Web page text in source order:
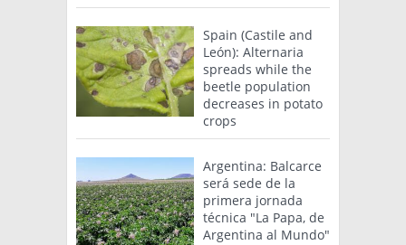
Spain (Castile and
León): Alternaria
spreads while the
beetle population
decreases in potato
crops
Argentina: Balcarce
será sede de la
primera jornada
técnica "La Papa, de
Argentina al Mundo"